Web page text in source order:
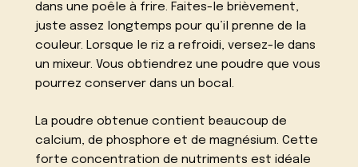
dans une poêle à frire. Faites-le brièvement,
juste assez longtemps pour qu’il prenne de la
couleur. Lorsque le riz a refroidi, versez-le dans
un mixeur. Vous obtiendrez une poudre que vous
pourrez conserver dans un bocal.
La poudre obtenue contient beaucoup de
calcium, de phosphore et de magnésium. Cette
forte concentration de nutriments est idéale